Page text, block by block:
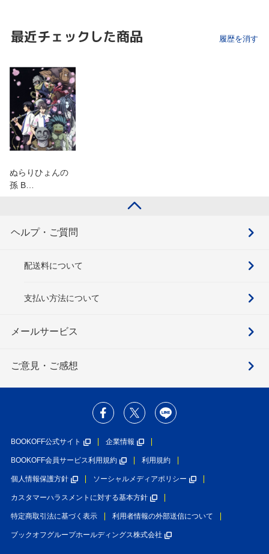
最近チェックした商品 履歴を消す
ぬらりひょんの
孫 B…
ヘルプ・ご質問
配送料について
支払い方法について
メールサービス
ご意見・ご感想
BOOKOFF公式サイト 企業情報
BOOKOFF会員サービス利用規約 利用規約
個人情報保護方針 ソーシャルメディアポリシー
カスタマーハラスメントに対する基本方針
特定商取引法に基づく表示 利用者情報の外部送信について
ブックオフグループホールディングス株式会社